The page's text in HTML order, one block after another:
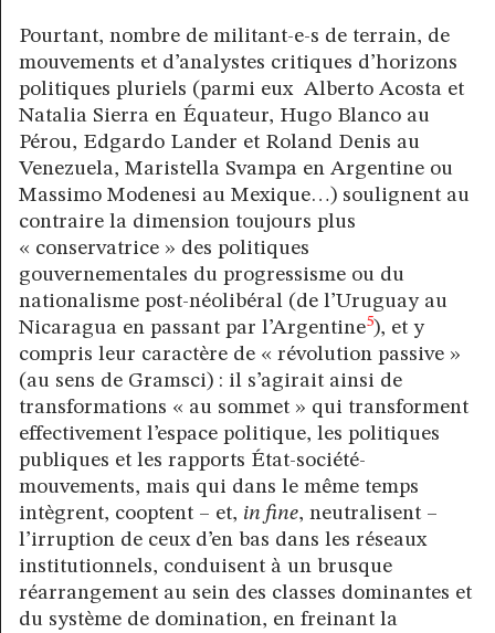
Pourtant, nombre de militant-e-s de terrain, de
mouvements et d’analystes critiques d’horizons
politiques pluriels (parmi eux Alberto Acosta et
Natalia Sierra en Équateur, Hugo Blanco au
Pérou, Edgardo Lander et Roland Denis au
Venezuela, Maristella Svampa en Argentine ou
Massimo Modenesi au Mexique…) soulignent au
contraire la dimension toujours plus
« conservatrice » des politiques
gouvernementales du progressisme ou du
nationalisme post-néolibéral (de l’Uruguay au
Nicaragua en passant par l’Argentine5), et y
compris leur caractère de « révolution passive »
(au sens de Gramsci) : il s’agirait ainsi de
transformations « au sommet » qui transforment
effectivement l’espace politique, les politiques
publiques et les rapports État-société-
mouvements, mais qui dans le même temps
intègrent, cooptent – et, in fine, neutralisent –
l’irruption de ceux d’en bas dans les réseaux
institutionnels, conduisent à un brusque
réarrangement au sein des classes dominantes et
du système de domination, en freinant la